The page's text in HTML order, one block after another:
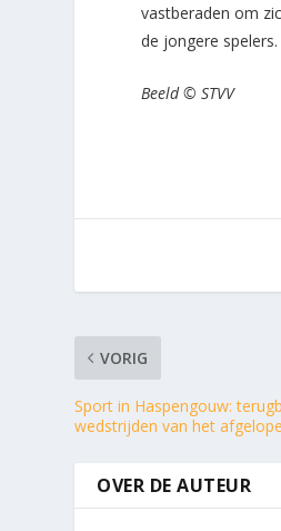
vastberaden om
de jongere spelers.
Beeld © STVV
VORIG
Sport in Haspengouw:
wedstrijden van het
OVER DE AUTEUR